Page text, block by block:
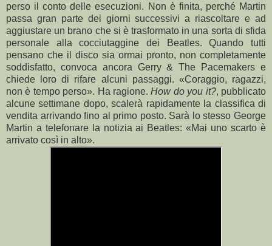
perso il conto delle esecuzioni. Non è finita, perché Martin
passa gran parte dei giorni successivi a riascoltare e ad
aggiustare un brano che si è trasformato in una sorta di sfida
personale alla cocciutaggine dei Beatles. Quando tutti
pensano che il disco sia ormai pronto, non completamente
soddisfatto, convoca ancora Gerry & The Pacemakers e
chiede loro di rifare alcuni passaggi. «Coraggio, ragazzi,
non è tempo perso». Ha ragione.How do you it?, pubblicato
alcune settimane dopo, scalerà rapidamente la classifica di
vendita arrivando fino al primo posto. Sarà lo stesso George
Martin a telefonare la notizia ai Beatles: «Mai uno scarto è
arrivato così in alto».